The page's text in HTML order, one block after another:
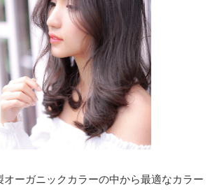
オーガニックカラーの中から最適なカラー